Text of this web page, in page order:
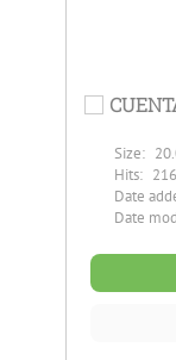
Size:
Hits: 216
Date
Date